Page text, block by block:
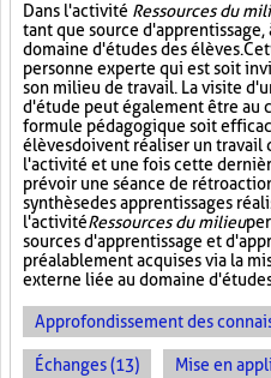
Dans l'activité Ressources du
tant que source
domaine d'études des élèves.
personne experte qui est soit
son milieu de travail. La visite
d'étude peut également être au
formule pédagogique soit
élèves doivent réaliser un
l'activité et une fois cette
prévoir une séance de
synthèse des apprentissages
l'activitéRessources du milieu
sources d'apprentissage et
préalablement acquises via la
externe liée au domaine
Approfondissement des
Échanges (13) Mise en